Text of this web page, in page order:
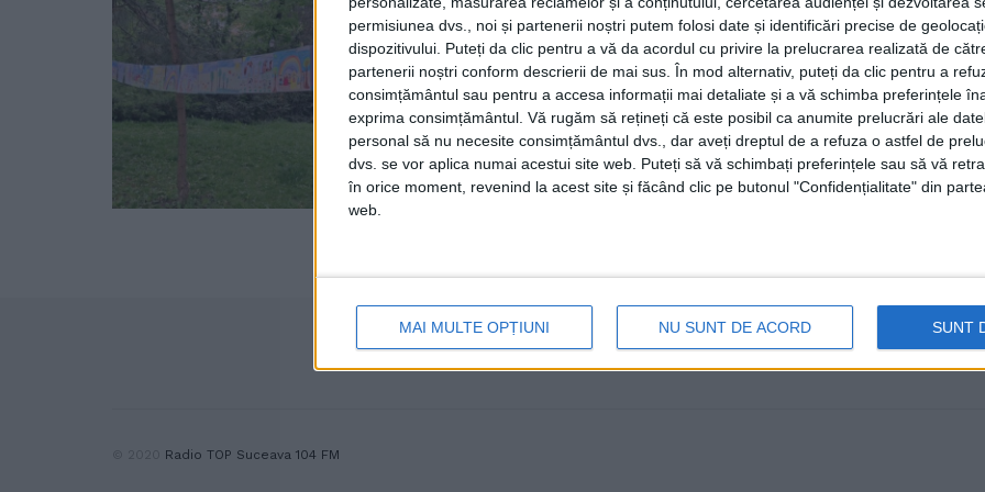
permisiunea dvs., noi și partenerii noștri putem folosi date și identificări precise de
dispozitivului. Puteți da clic pentru a vă da acordul cu privire la prelucrarea realizată de
partenerii noștri conform descrierii de mai sus. În mod alternativ, puteți da clic pentru a
consimțământul sau pentru a accesa informații mai detaliate și a vă schimba preferințele
exprima consimțământul. Vă rugăm să rețineți că este posibil ca anumite prelucrări ale
personal să nu necesite consimțământul dvs., dar aveți dreptul de a refuza o astfel de
dvs. se vor aplica numai acestui site web. Puteți să vă schimbați preferințele sau să vă
în orice moment, revenind la acest site și făcând clic pe butonul "Confidențialitate" din
web.
MAI MULTE OPȚIUNI NU SUNT DE ACORD SUNT
Desenele pot fi admirate pînă
22 APRILIE, 2024
Peste 170 de desene au dat culoare Parcului Central
Mondiale a Pământului. ...
Radio TOP Suceava 104 FM